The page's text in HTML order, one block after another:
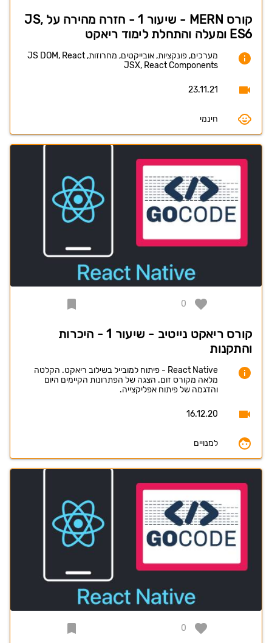
קורס MERN - שיעור 1 - חזרה מהירה על JS,
ES6 ומעלה והתחלת לימוד ריאקט
מערכים, פונקציות, אובייקטים, מחרוזות, JS DOM, React
JSX, React Components
23.11.21
חינמי
0
קורס ריאקט נייטיב - שיעור 1 - היכרות
והתקנות
React Native - פיתוח למובייל בשילוב ריאקט. הקלטה
מלאה מקורס זום. הצגה של הפתרונות הקיימים היום
והדגמה של פיתוח אפליקצייה.
16.12.20
למנויים
0